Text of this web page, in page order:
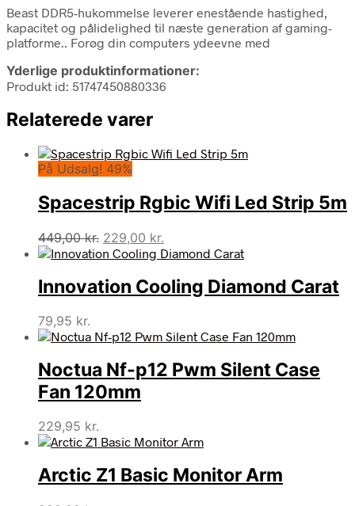
Beast DDR5-hukommelse leverer enestående hastighed,
kapacitet og pålidelighed til næste generation af gaming-
platforme.. Forøg din computers ydeevne med
Yderlige produktinformationer:
Produkt id: 51747450880336
Relaterede varer
På Udsalg! 49%
Spacestrip Rgbic Wifi Led Strip 5m
449,00kr. Den
oprindelige
var:
449,00 kr..
229,00 kr.
aktuelle
er:
229,00 kr..
Innovation Cooling Diamond Carat
79,95 kr.
Noctua Nf-p12 Pwm Silent Case
Fan 120mm
229,95 kr.
Arctic Z1 Basic Monitor Arm